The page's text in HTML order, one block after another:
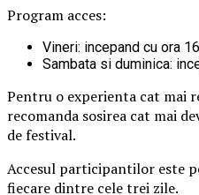
Program acces:
Vineri: incepand cu ora
Sambata si duminica:
Pentru o experienta cat mai
recomanda sosirea cat mai
de festival.
Accesul participantilor este
fiecare dintre cele trei zile.